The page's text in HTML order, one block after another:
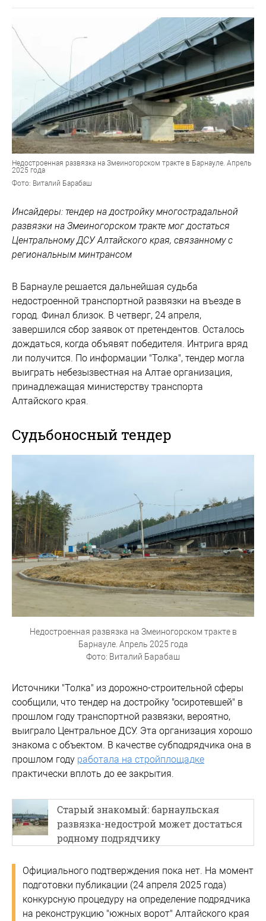
Недостроенная развязка на Змеиногорском тракте в Барнауле. Апрель
2025 года
Фото: Виталий Барабаш
Инсайдеры: тендер на достройку многострадальной
развязки на Змеиногорском тракте мог достаться
Центральному ДСУ Алтайского края, связанному с
региональным минтрансом
В Барнауле решается дальнейшая судьба
недостроенной транспортной развязки на въезде в
город. Финал близок. В четверг, 24 апреля,
завершился сбор заявок от претендентов. Осталось
дождаться, когда объявят победителя. Интрига вряд
ли получится. По информации "Толка", тендер могла
выиграть небезызвестная на Алтае организация,
принадлежащая министерству транспорта
Алтайского края.
Судьбоносный тендер
Недостроенная развязка на Змеиногорском тракте в
Барнауле. Апрель 2025 года
Фото: Виталий Барабаш
Источники "Толка" из дорожно-строительной сферы
сообщили, что тендер на достройку "осиротевшей" в
прошлом году транспортной развязки, вероятно,
выиграло Центральное ДСУ. Эта организация хорошо
знакома с объектом. В качестве субподрядчика она в
прошлом году работала на стройплощадке
практически вплоть до ее закрытия.
Старый знакомый: барнаульская
развязка-недострой может достаться
родному подрядчику
Официального подтверждения пока нет. На момент
подготовки публикации (24 апреля 2025 года)
конкурсную процедуру на определение подрядчика
на реконструкцию "южных ворот" Алтайского края